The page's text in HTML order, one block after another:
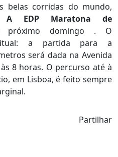
belas corridas do mundo,
A EDP Maratona de
domingo . O
a partida para a
será dada na Avenida
8 horas. O percurso até à
em Lisboa, é feito sempre
Partilhar